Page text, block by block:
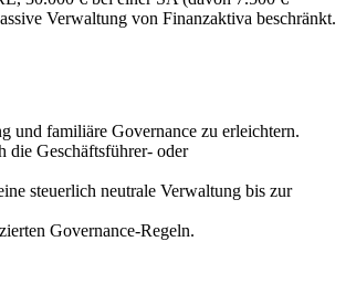
Verwaltung von Finanzaktiva beschränkt.
und familiäre Governance zu erleichtern.
die Geschäftsführer- oder
steuerlich neutrale Verwaltung bis zur
Governance-Regeln.